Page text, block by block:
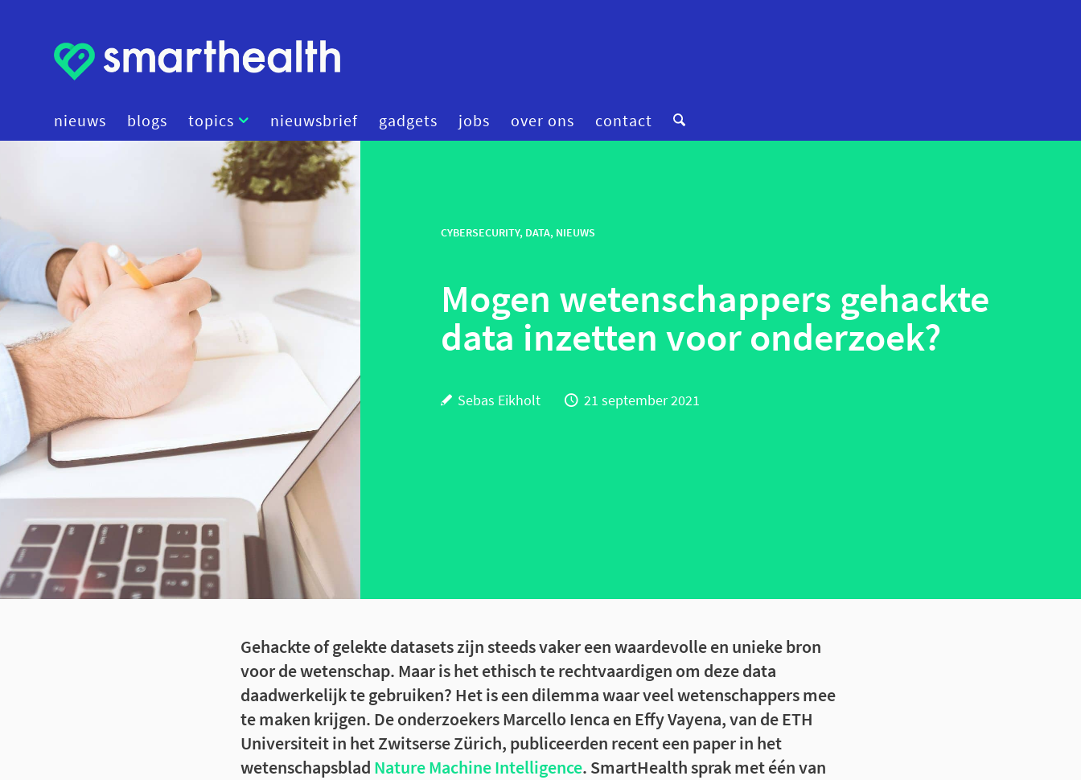
nieuws blogs topics
artificial intelligence
beleid
data
diagnostiek
digital therapeutics
financiering
mental health
onderzoek
smart hospitals
smart stuff
nieuwsbrief gadgets jobs over ons contact
CYBERSECURITY, DATA, NIEUWS
Mogen wetenschappers gehackte
data inzetten voor onderzoek?
Sebas Eikholt 21 september 2021
Gehackte of gelekte datasets zijn steeds vaker een waardevolle en unieke bron
voor de wetenschap. Maar is het ethisch te rechtvaardigen om deze data
daadwerkelijk te gebruiken? Het is een dilemma waar veel wetenschappers mee
te maken krijgen. De onderzoekers Marcello Ienca en Effy Vayena, van de ETH
Universiteit in het Zwitserse Zürich, publiceerden recent een paper in het
wetenschapsblad Nature Machine Intelligence. SmartHealth sprak met één van